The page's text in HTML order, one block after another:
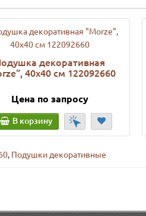
декоративная
40х40 см 122092660
Цена по запросу
В корзину
, Подушки декоративные